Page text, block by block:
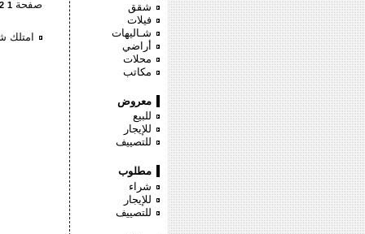
صفحة 1
2
امتلك
شقق
فيلات
شـاليهات
أراضي
محلات
مكاتب
معروض
للبيع
للإيجار
للتصييف
مطلوب
شراء
للإيجار
للتصييف